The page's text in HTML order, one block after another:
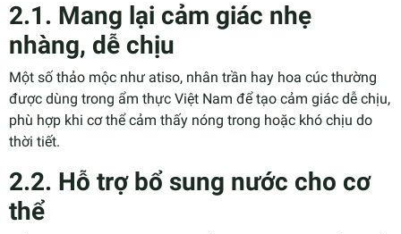
2.1. Mang lại cảm giác nhẹ
nhàng, dễ chịu
Một số thảo mộc như atiso, nhân trần hay hoa cúc thường
được dùng trong ẩm thực Việt Nam để tạo cảm giác dễ chịu,
phù hợp khi cơ thể cảm thấy nóng trong hoặc khó chịu do
thời tiết.
2.2. Hỗ trợ bổ sung nước cho cơ
thể